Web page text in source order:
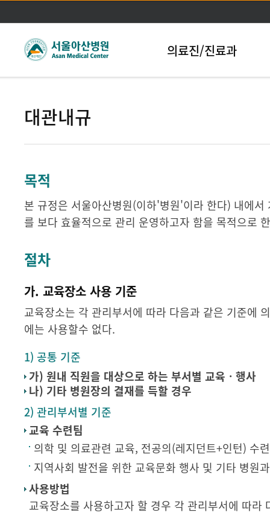
본문바로가기
의료진/진료과
대관내규
목적
본 규정은 서울아산병원(이하'병원'이라 한다) 내에
를 보다 효율적으로 관리 운영하고자 함을 목적으로
절차
가. 교육장소 사용 기준
교육장소는 각 관리부서에 따라 다음과 같은 기준에
에는 사용할수 없다.
1) 공통 기준
가) 원내 직원을 대상으로 하는 부서별 교육ㆍ행사
나) 기타 병원장의 결재를 득할 경우
2) 관리부서별 기준
교육 수련팀
의학 및 의료관련 교육, 전공의(레지던트+인턴) 수
지역사회 발전을 위한 교육문화 행사 및 기타 병원
사용방법
교육장소를 사용하고자 할 경우 각 관리부서에 따